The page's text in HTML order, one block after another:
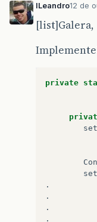
lLeandro12 de
[list]Galera,
private
.
.
.
.